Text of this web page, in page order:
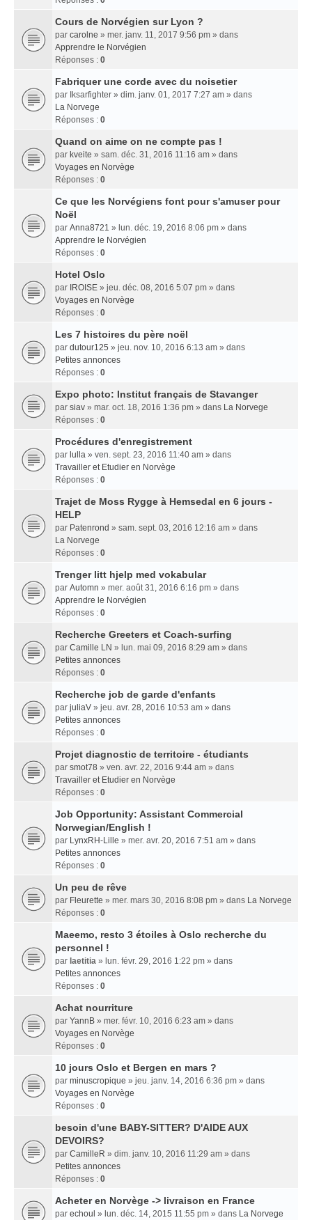
Cours de Norvégien sur Lyon ?
par carolne » mer. janv. 11, 2017 9:56 pm » dans
Apprendre le Norvégien
Réponses : 0
Fabriquer une corde avec du noisetier
par Iksarfighter » dim. janv. 01, 2017 7:27 am » dans
La Norvege
Réponses : 0
Quand on aime on ne compte pas !
par kveite » sam. déc. 31, 2016 11:16 am » dans
Voyages en Norvège
Réponses : 0
Ce que les Norvégiens font pour s'amuser pour
Noël
par Anna8721 » lun. déc. 19, 2016 8:06 pm » dans
Apprendre le Norvégien
Réponses : 0
Hotel Oslo
par IROISE » jeu. déc. 08, 2016 5:07 pm » dans
Voyages en Norvège
Réponses : 0
Les 7 histoires du père noël
par dutour125 » jeu. nov. 10, 2016 6:13 am » dans
Petites annonces
Réponses : 0
Expo photo: Institut français de Stavanger
par siav » mar. oct. 18, 2016 1:36 pm » dans La Norvege
Réponses : 0
Procédures d'enregistrement
par lulla » ven. sept. 23, 2016 11:40 am » dans
Travailler et Etudier en Norvège
Réponses : 0
Trajet de Moss Rygge à Hemsedal en 6 jours -
HELP
par Patenrond » sam. sept. 03, 2016 12:16 am » dans
La Norvege
Réponses : 0
Trenger litt hjelp med vokabular
par Automn » mer. août 31, 2016 6:16 pm » dans
Apprendre le Norvégien
Réponses : 0
Recherche Greeters et Coach-surfing
par Camille LN » lun. mai 09, 2016 8:29 am » dans
Petites annonces
Réponses : 0
Recherche job de garde d'enfants
par juliaV » jeu. avr. 28, 2016 10:53 am » dans
Petites annonces
Réponses : 0
Projet diagnostic de territoire - étudiants
par smot78 » ven. avr. 22, 2016 9:44 am » dans
Travailler et Etudier en Norvège
Réponses : 0
Job Opportunity: Assistant Commercial
Norwegian/English !
par LynxRH-Lille » mer. avr. 20, 2016 7:51 am » dans
Petites annonces
Réponses : 0
Un peu de rêve
par Fleurette » mer. mars 30, 2016 8:08 pm » dans La Norvege
Réponses : 0
Maeemo, resto 3 étoiles à Oslo recherche du
personnel !
par laetitia » lun. févr. 29, 2016 1:22 pm » dans
Petites annonces
Réponses : 0
Achat nourriture
par YannB » mer. févr. 10, 2016 6:23 am » dans
Voyages en Norvège
Réponses : 0
10 jours Oslo et Bergen en mars ?
par minuscropique » jeu. janv. 14, 2016 6:36 pm » dans
Voyages en Norvège
Réponses : 0
besoin d'une BABY-SITTER? D'AIDE AUX
DEVOIRS?
par CamilleR » dim. janv. 10, 2016 11:29 am » dans
Petites annonces
Réponses : 0
Acheter en Norvège -> livraison en France
par echoul » lun. déc. 14, 2015 11:55 pm » dans La Norvege